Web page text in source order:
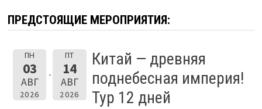
ПРЕДСТОЯЩИЕ МЕРОПРИЯТИЯ:
ПН
03
АВГ
2026
ПТ
14
АВГ
2026
Китай — древняя
поднебесная империя!
Тур 12 дней